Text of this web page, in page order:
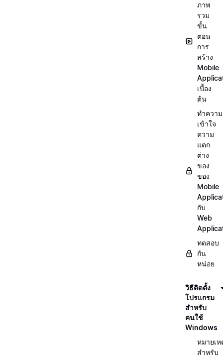
ภาพ
รวม
ขั้น
ตอน
การ
สร้าง
Mobile
เบื้อง
ต้น
ทำความ
เข้าใจ
ความ
แตก
ต่าง
ของ
ของ
Mobile
กับ
Web
ทดสอบ
กัน
หน่อย
วิธีติดตั้ง
โปรแกรม
สำหรับ
คนใช้
Windows
หมายเห
สำหรับ